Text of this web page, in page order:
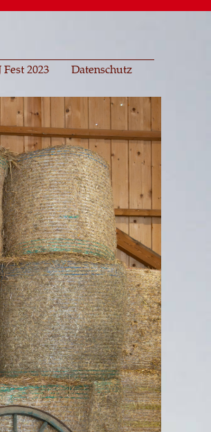
Fest 2023 Datenschutz